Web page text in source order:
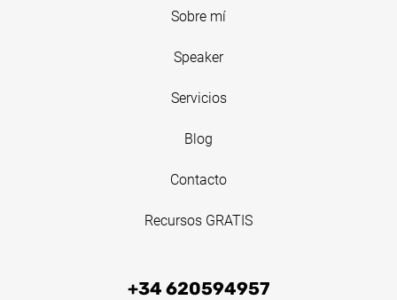
Sobre mí
Speaker
Servicios
Blog
Contacto
Recursos GRATIS
+34 620594957